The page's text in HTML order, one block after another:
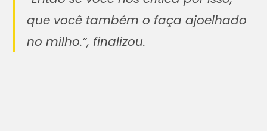
que você também o faça ajoelhado
no milho.”, finalizou.